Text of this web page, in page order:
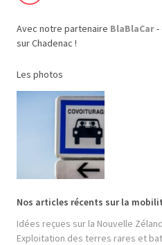
Avec notre partenaire BlaBlaCar-
sur Chadenac !
Les photos
Nos articles récents sur la
Idées reçues sur la Nouvelle
Exploitation des terres rares et